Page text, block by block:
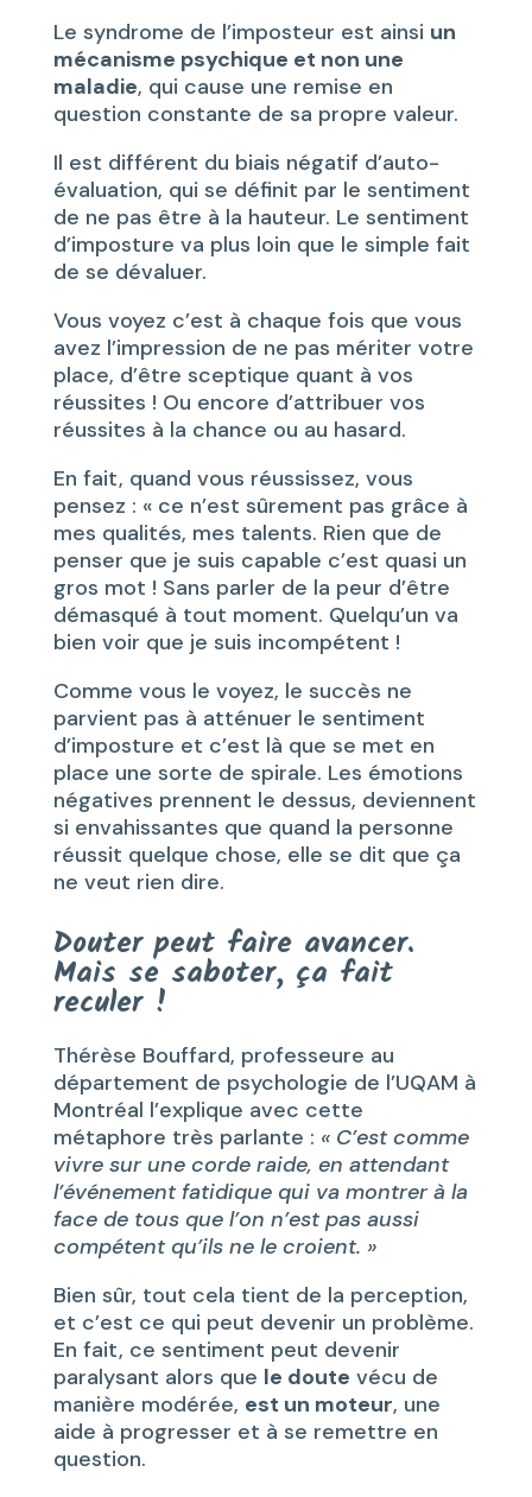
Le syndrome de l’imposteur est ainsi un
mécanisme psychique et non une
maladie, qui cause une remise en
question constante de sa propre valeur.
Il est différent du biais négatif d’auto-
évaluation, qui se définit par le sentiment
de ne pas être à la hauteur. Le sentiment
d’imposture va plus loin que le simple fait
de se dévaluer.
Vous voyez c’est à chaque fois que vous
avez l’impression de ne pas mériter votre
place, d’être sceptique quant à vos
réussites ! Ou encore d’attribuer vos
réussites à la chance ou au hasard.
En fait, quand vous réussissez, vous
pensez : « ce n’est sûrement pas grâce à
mes qualités, mes talents. Rien que de
penser que je suis capable c’est quasi un
gros mot ! Sans parler de la peur d’être
démasqué à tout moment. Quelqu’un va
bien voir que je suis incompétent !
Comme vous le voyez, le succès ne
parvient pas à atténuer le sentiment
d’imposture et c’est là que se met en
place une sorte de spirale. Les émotions
négatives prennent le dessus, deviennent
si envahissantes que quand la personne
réussit quelque chose, elle se dit que ça
ne veut rien dire.
Douter peut faire avancer.
Mais se saboter, ça fait
reculer !
Thérèse Bouffard, professeure au
département de psychologie de l’UQAM à
Montréal l’explique avec cette
métaphore très parlante : « C’est comme
vivre sur une corde raide, en attendant
l’événement fatidique qui va montrer à la
face de tous que l’on n’est pas aussi
compétent qu’ils ne le croient. »
Bien sûr, tout cela tient de la perception,
et c’est ce qui peut devenir un problème.
En fait, ce sentiment peut devenir
paralysant alors que le doute vécu de
manière modérée, est un moteur, une
aide à progresser et à se remettre en
question.